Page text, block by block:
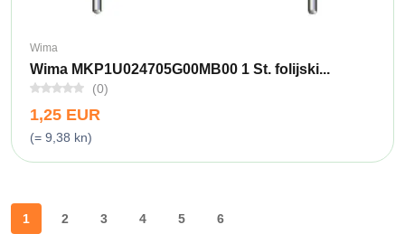
Wima
Wima MKP1U024705G00MB00 1 St. folijski...
(0)
1,25 EUR
(= 9,38 kn)
1 2 3 4 5 6